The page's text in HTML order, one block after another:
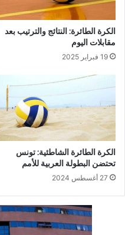
الكرة الطائرة: النتائج والترتيب بعد
مقابلات اليوم
19 فبراير 2025
الكرة الطائرة الشاطئية: تونس
تحتضن البطولة العربية للأمم
27 أغسطس 2024